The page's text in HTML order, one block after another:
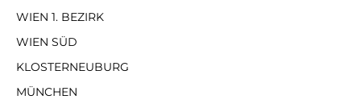
WIEN 1. BEZIRK
WIEN SÜD
KLOSTERNEUBURG
MÜNCHEN